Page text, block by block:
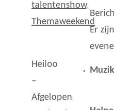
talentenshow,
Themaweekend
Heiloo
–
Afgelopen
Er